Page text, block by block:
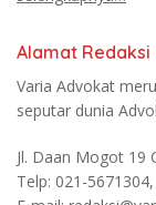
Alamat Redaksi
Varia Advokat
seputar dunia
Jl. Daan Mogot 19
Telp: 021-